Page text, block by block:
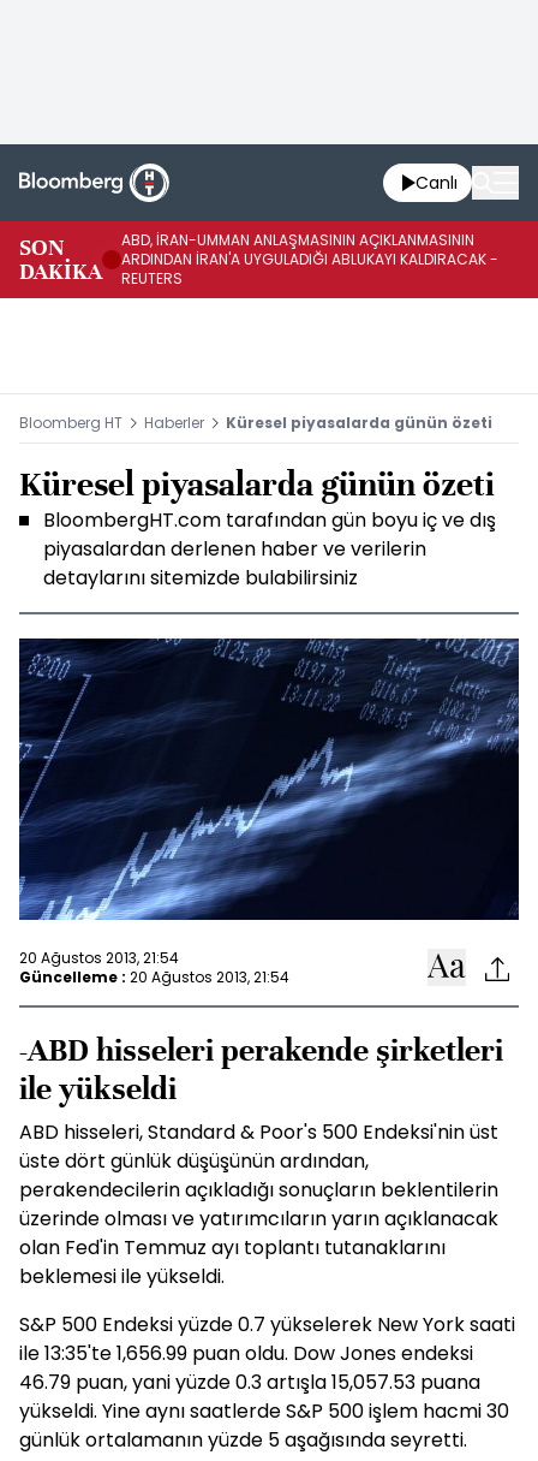
Canlı
SON
DAKİKA
ABD, İRAN-UMMAN ANLAŞMASININ AÇIKLANMASININ
ARDINDAN İRAN'A UYGULADIĞI ABLUKAYI KALDIRACAK -
REUTERS
Bloomberg HT Haberler Küresel piyasalarda günün özeti
Küresel piyasalarda günün özeti
BloombergHT.com tarafından gün boyu iç ve dış
piyasalardan derlenen haber ve verilerin
detaylarını sitemizde bulabilirsiniz
20 Ağustos 2013, 21:54
Güncelleme : 20 Ağustos 2013, 21:54
-ABD hisseleri perakende şirketleri
ile yükseldi
ABD hisseleri, Standard & Poor's 500 Endeksi'nin üst
üste dört günlük düşüşünün ardından,
perakendecilerin açıkladığı sonuçların beklentilerin
üzerinde olması ve yatırımcıların yarın açıklanacak
olan Fed'in Temmuz ayı toplantı tutanaklarını
beklemesi ile yükseldi.
S&P 500 Endeksi yüzde 0.7 yükselerek New York saati
ile 13:35'te 1,656.99 puan oldu. Dow Jones endeksi
46.79 puan, yani yüzde 0.3 artışla 15,057.53 puana
yükseldi. Yine aynı saatlerde S&P 500 işlem hacmi 30
günlük ortalamanın yüzde 5 aşağısında seyretti.